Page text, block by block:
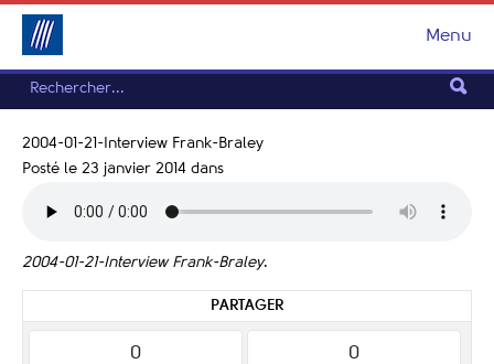
Menu
2004-01-21-Interview Frank-Braley
Posté le 23 janvier 2014 dans
2004-01-21-Interview Frank-Braley.
PARTAGER
0 0